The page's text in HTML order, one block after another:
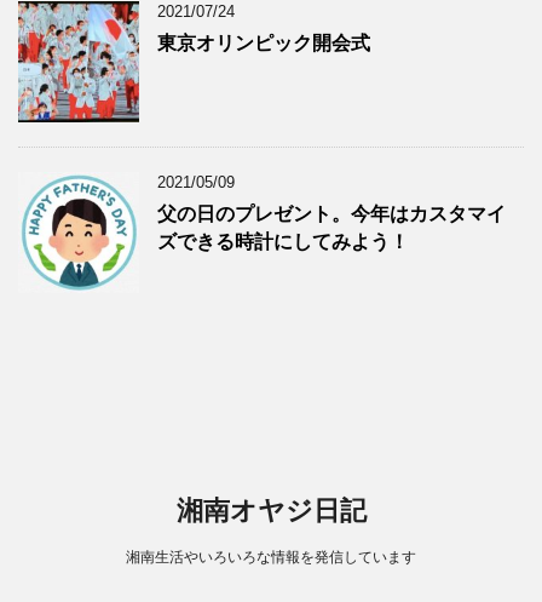
2021/07/24
東京オリンピック開会式
2021/05/09
父の日のプレゼント。今年はカスタマイ
ズできる時計にしてみよう！
湘南オヤジ日記
湘南生活やいろいろな情報を発信しています